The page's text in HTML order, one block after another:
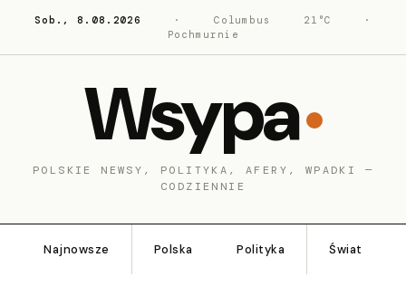
Sob., 8.08.2026 · Columbus 21°C
·
Pochmurnie
Wsypa
POLSKIE NEWSY, POLITYKA, AFERY, WPADKI —
CODZIENNIE
Najnowsze Polska Polityka Świat